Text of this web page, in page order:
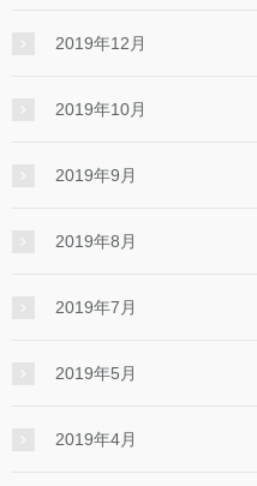
2019年12月
2019年10月
2019年9月
2019年8月
2019年7月
2019年5月
2019年4月